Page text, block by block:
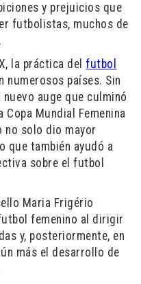
y prejuicios que
futbolistas, muchos de
la práctica delfutbol
numerosos países. Sin
auge que culminó
Mundial Femenina
no solo dio mayor
que también ayudó a
sobre el futbol
Maria Frigério
femenino al dirigir
y, posteriormente, en
más el desarrollo de